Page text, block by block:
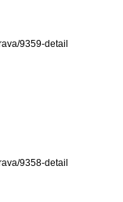
9359-detail
9358-detail